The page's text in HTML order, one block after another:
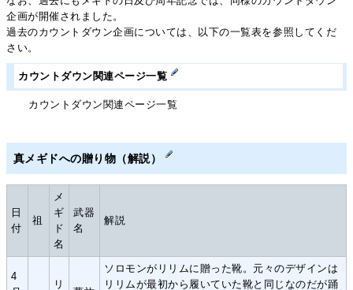
企画が開催されました。
過去のカウントダウン企画については、以下の一覧表を参照してくだ
さい。
カウントダウン関連ページ一覧
カウントダウン関連ページ一覧
真メギドへの贈り物（解説）
日
付
祖
メ
ギ
ド
名
武器
名
解説
4
リ
ソロモンがリリムに贈った靴。元々のデザインは
リリムが最初から履いていた靴と同じなのだが踊